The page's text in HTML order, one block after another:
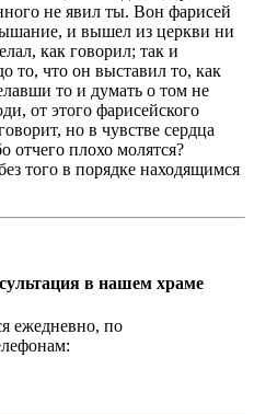
не явил ты. Вон фарисей
и вышел из церкви ни
как говорил; так и
то, что он выставил то, как
то и думать о том не
от этого фарисейского
но в чувстве сердца
отчего плохо молятся?
того в порядке находящимся
в нашем храме
ежедневно, по